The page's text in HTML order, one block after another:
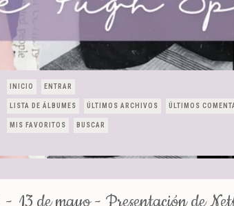
INICIO ENTRAR
LISTA DE ÁLBUMES ÚLTIMOS ARCHIVOS ÚLTIMOS
MIS FAVORITOS BUSCAR